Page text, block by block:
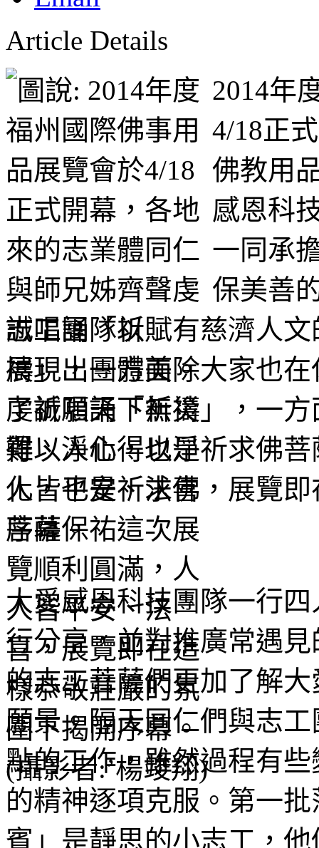
Article Details
2014年
4/18正
佛教用
感恩科
一同承
保美善
志工團隊以賦有慈濟人
展現出團體美。大家也
虔誠唱誦「祈禱」，一
得以淨化，也是祈求佛
人皆平安、法喜，展覽
序幕。
大愛感恩科技團隊一行
行分享，並對推廣常遇
的志工菩薩們更加了解
願景。隔天同仁們與志
點的工作，雖然過程有
的精神逐項克服。第一
賓」是靜思的小志工，